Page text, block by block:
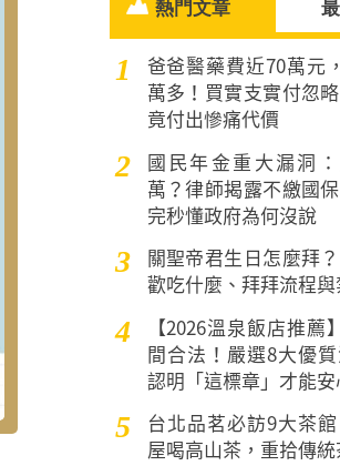
熱門文章
1
爸爸醫藥費近70萬元
萬多！買實支實付忽
竟付出慘痛代價
2
國民年金重大漏洞
萬？律師揭露不繳國
完秒懂政府為何沒說
3
關聖帝君生日怎麼拜
歡吃什麼、拜拜流程
4
【2026溫泉飯店推薦
間合法！嚴選8大優質
認明「這標章」才能
5
台北品茗必訪9大茶
屋喝高山茶，重拾傳